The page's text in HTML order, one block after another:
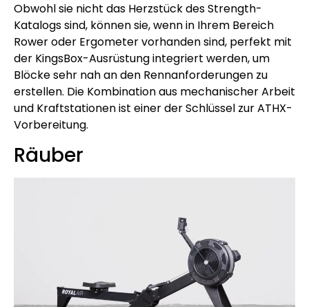
Obwohl sie nicht das Herzstück des Strength-
Katalogs sind, können sie, wenn in Ihrem Bereich
Rower oder Ergometer vorhanden sind, perfekt mit
der KingsBox-Ausrüstung integriert werden, um
Blöcke sehr nah an den Rennanforderungen zu
erstellen. Die Kombination aus mechanischer Arbeit
und Kraftstationen ist einer der Schlüssel zur ATHX-
Vorbereitung.
Räuber